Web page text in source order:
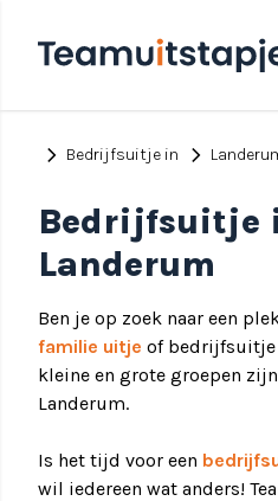
chevron_right Bedrijfsuitje in chevron_right
Bedrijfsuitje
Landerum
Ben je op zoek naar een
familie uitje of bedrijfsuitje
kleine en grote groepen
Landerum.
Is het tijd voor een
wil iedereen wat anders!